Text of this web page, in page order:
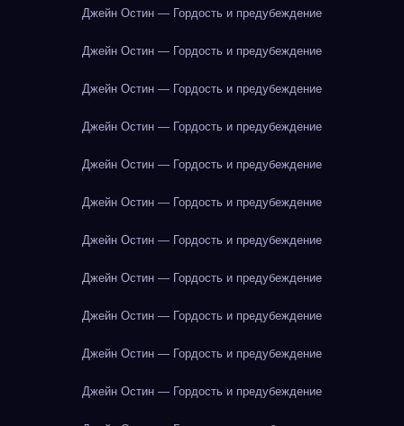
Джейн Остин — Гордость и предубеждение
Джейн Остин — Гордость и предубеждение
Джейн Остин — Гордость и предубеждение
Джейн Остин — Гордость и предубеждение
Джейн Остин — Гордость и предубеждение
Джейн Остин — Гордость и предубеждение
Джейн Остин — Гордость и предубеждение
Джейн Остин — Гордость и предубеждение
Джейн Остин — Гордость и предубеждение
Джейн Остин — Гордость и предубеждение
Джейн Остин — Гордость и предубеждение